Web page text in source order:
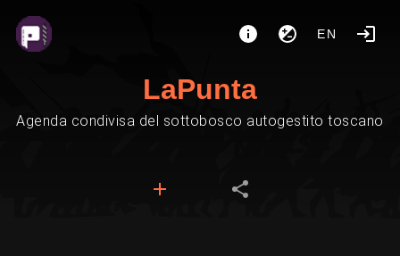
EN
LaPunta
Agenda condivisa del sottobosco autogestito toscano